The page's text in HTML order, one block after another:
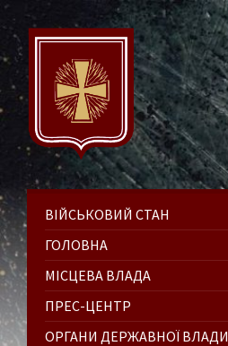
ВІЙСЬКОВИЙ СТАН
ГОЛОВНА
МІСЦЕВА ВЛАДА
ПРЕС-ЦЕНТР
ОРГАНИ ДЕРЖАВНОЇ ВЛАДИ